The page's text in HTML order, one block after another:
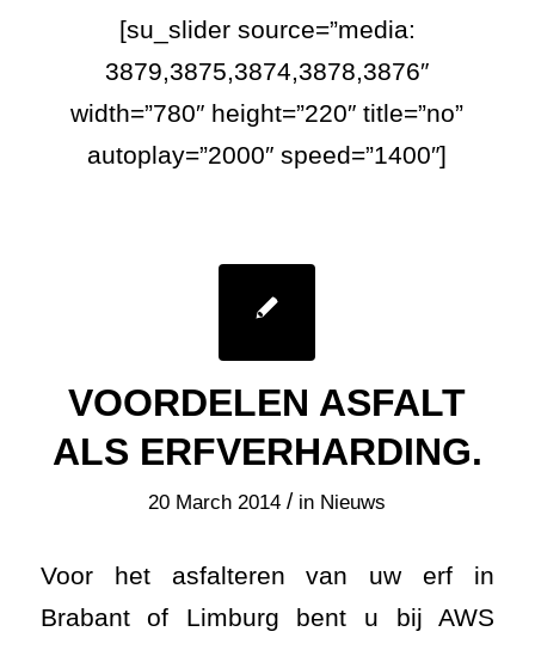
[su_slider source=”media:
3879,3875,3874,3878,3876″
width=”780″ height=”220″ title=”no”
autoplay=”2000″ speed=”1400″]
VOORDELEN ASFALT
ALS ERFVERHARDING.
20 March 2014 / in Nieuws
Voor het asfalteren van uw erf in
Brabant of Limburg bent u bij AWS